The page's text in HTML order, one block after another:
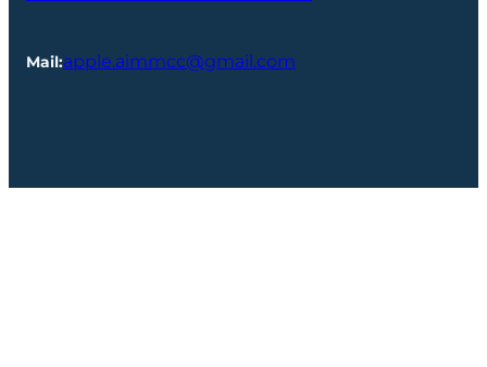
Mail:apple.aimmcc@gmail.com